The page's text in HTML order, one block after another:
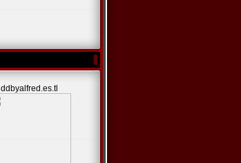
ddbyalfred.es.tl